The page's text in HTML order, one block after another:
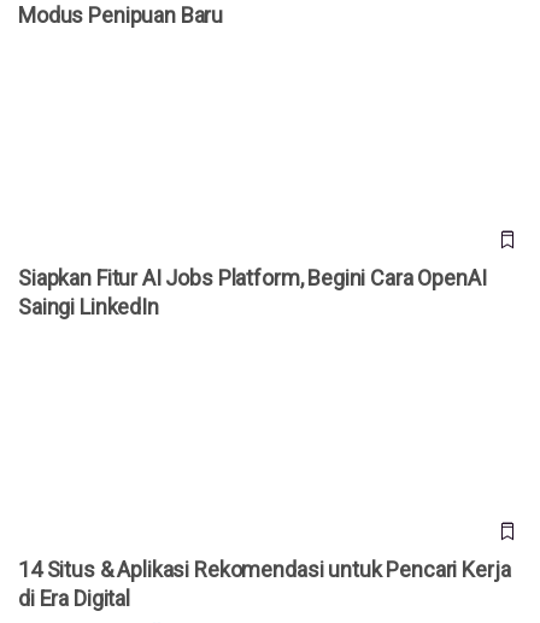
Modus Penipuan Baru
Siapkan Fitur AI Jobs Platform, Begini Cara OpenAI
Saingi LinkedIn
14 Situs & Aplikasi Rekomendasi untuk Pencari Kerja
di Era Digital